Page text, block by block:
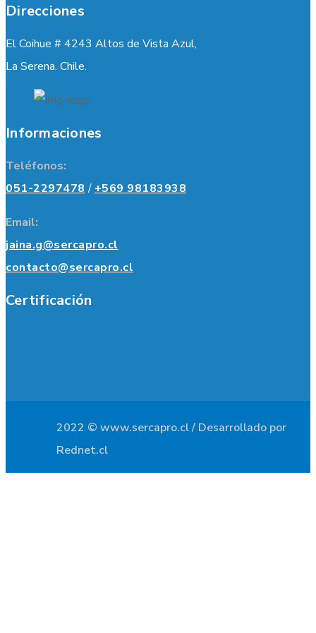
Direcciones
El Coihue # 4243 Altos de Vista Azul,
La Serena. Chile.
Informaciones
Teléfonos:
051-2297478 / +569 98183938
Email:
jaina.g@sercapro.cl
contacto@sercapro.cl
Certificación
2022 © www.sercapro.cl / Desarrollado por
Rednet.cl